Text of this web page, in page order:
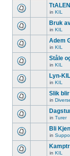
in KIL
Bruk
in KIL
Adem
in KIL
Ståle
in KIL
Lyn-KIL
in KIL
Slik
in
in Turer
Bli
in
in KIL